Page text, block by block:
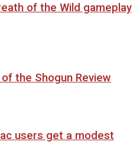
of the Wild gameplay
the Shogun Review
users get a modest